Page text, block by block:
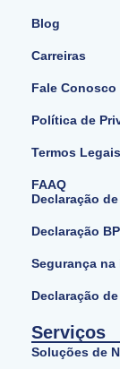
Blog
Carreiras
Fale Conosco
Política de
Termos Legais
FAAQ
Declaração
Declaração
Segurança na
Declaração
Serviços
Soluções de